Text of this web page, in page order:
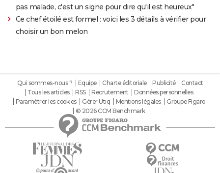
pas malade, c'est un signe pour dire qu'il est heureux"
Ce chef étoilé est formel : voici les 3 détails à vérifier pour
choisir un bon melon
Qui sommes-nous ? Equipe Charte éditoriale Publicité
Contact
Tous les articles
RSS Recrutement
Données personnelles
Paramétrer les cookies
Gérer Utiq Mentions légales
Groupe Figaro
© 2026 CCM Benchmark